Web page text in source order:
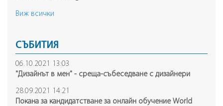
Виж всички
СЪБИТИЯ
06.10.2021 13:03
"Дизайнът в мен" - среща-събеседване с дизайнери
28.09.2021 14:21
Покана за кандидатстване за онлайн обучение World